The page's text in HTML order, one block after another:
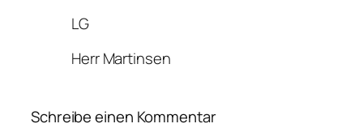
LG
Herr Martinsen
Schreibe einen Kommentar